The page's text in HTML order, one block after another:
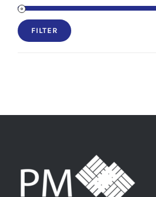
Min.
Max.
FILTER